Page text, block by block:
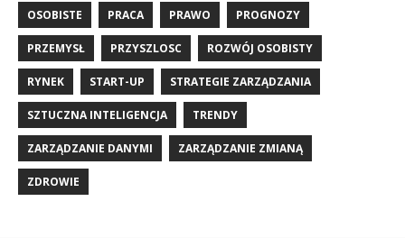
OSOBISTE PRACA PRAWO PROGNOZY
PRZEMYSŁ PRZYSZLOSC ROZWÓJ OSOBISTY
RYNEK START-UP STRATEGIE ZARZĄDZANIA
SZTUCZNA INTELIGENCJA TRENDY
ZARZĄDZANIE DANYMI ZARZĄDZANIE ZMIANĄ
ZDROWIE